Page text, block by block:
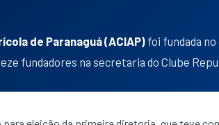
de Paranaguá (ACIAP) foi fundada no
fundadores na secretaria do Clube